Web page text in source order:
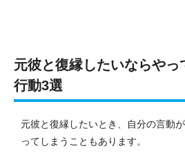
元彼と復縁したいならやっ
行動3選
元彼と復縁したいとき、自分の言動
ってしまうこともあります。